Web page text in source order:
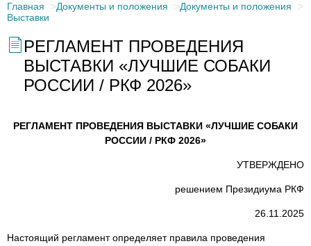
Главная Документы и положения
Документы и положения
Выставки
РЕГЛАМЕНТ ПРОВЕДЕНИЯ
ВЫСТАВКИ «ЛУЧШИЕ СОБАКИ
РОССИИ / РКФ 2026»
РЕГЛАМЕНТ ПРОВЕДЕНИЯ ВЫСТАВКИ «ЛУЧШИЕ СОБАКИ
РОССИИ / РКФ 2026»
УТВЕРЖДЕНО
решением Президиума РКФ
26.11.2025
Настоящий регламент определяет правила проведения